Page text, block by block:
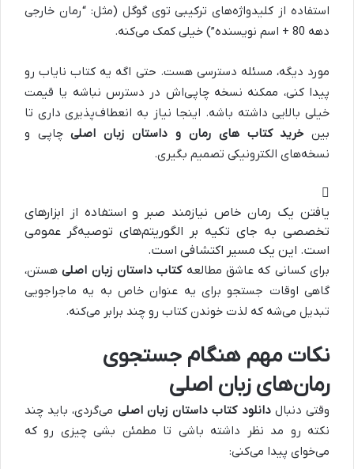
استفاده از کلیدواژه‌های ترکیبی توی گوگل (مثل: “رمان خارجی
دهه 80 + اسم نویسنده”) خیلی کمک می‌کنه.
مورد دیگه، مسئله دسترسی هست. حتی اگه یه کتاب نایاب رو
پیدا کنی، ممکنه نسخه چاپی‌اش در دسترس نباشه یا قیمت
خیلی بالایی داشته باشه. اینجا نیاز به انعطاف‌پذیری داری تا
بین خرید کتاب‌ های رمان و داستان زبان اصلیچاپی و
نسخه‌های الکترونیکی تصمیم بگیری.
یافتن یک رمان خاص نیازمند صبر و استفاده از ابزارهای
تخصصی به جای تکیه بر الگوریتم‌های توصیه‌گر عمومی
است. این یک مسیر اکتشافی است.
برای کسانی که عاشق مطالعهکتاب داستان زبان اصلیهستن،
گاهی اوقات جستجو برای یه عنوان خاص به یه ماجراجویی
تبدیل می‌شه که لذت خوندن کتاب رو چند برابر می‌کنه.
نکات مهم هنگام جستجوی
رمان‌های زبان اصلی
وقتی دنبالدانلود کتاب داستان زبان اصلی می‌گردی، باید چند
نکته رو مد نظر داشته باشی تا مطمئن بشی چیزی رو که
می‌خوای پیدا می‌کنی: